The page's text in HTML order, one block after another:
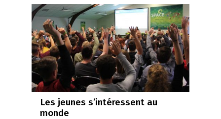
Les jeunes s’intéressent au
monde